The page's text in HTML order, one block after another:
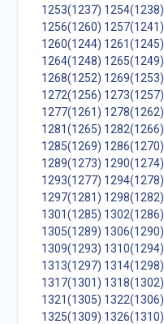
1253(1237) 1254(1238)
1256(1260) 1257(1241)
1260(1244) 1261(1245)
1264(1248) 1265(1249)
1268(1252) 1269(1253)
1272(1256) 1273(1257)
1277(1261) 1278(1262)
1281(1265) 1282(1266)
1285(1269) 1286(1270)
1289(1273) 1290(1274)
1293(1277) 1294(1278)
1297(1281) 1298(1282)
1301(1285) 1302(1286)
1305(1289) 1306(1290)
1309(1293) 1310(1294)
1313(1297) 1314(1298)
1317(1301) 1318(1302)
1321(1305) 1322(1306)
1325(1309) 1326(1310)